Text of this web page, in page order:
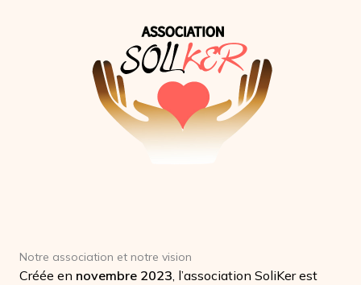
Notre association et notre vision
Créée en novembre 2023, l’association SoliKer est